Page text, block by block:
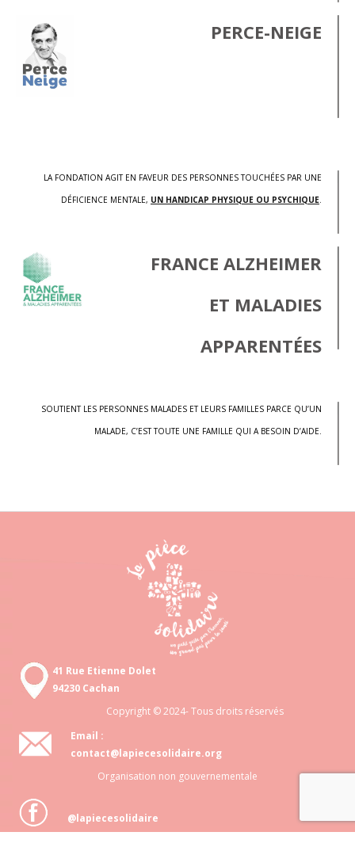
PERCE-NEIGE
LA FONDATION AGIT EN FAVEUR DES PERSONNES TOUCHÉES PAR UNE
DÉFICIENCE MENTALE, UN HANDICAP PHYSIQUE OU PSYCHIQUE.
FRANCE ALZHEIMER
ET MALADIES
APPARENTÉES
SOUTIENT LES PERSONNES MALADES ET LEURS FAMILLES PARCE QU’UN
MALADE, C’EST TOUTE UNE FAMILLE QUI A BESOIN D’AIDE.
41 Rue Etienne Dolet
94230 Cachan
Copyright © 2024- Tous droits réservés
Email :
contact@lapiecesolidaire.org
Organisation non gouvernementale
@lapiecesolidaire